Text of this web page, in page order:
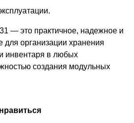
— это практичное, надежное и
организации хранения
инвентаря в любых
создания модульных